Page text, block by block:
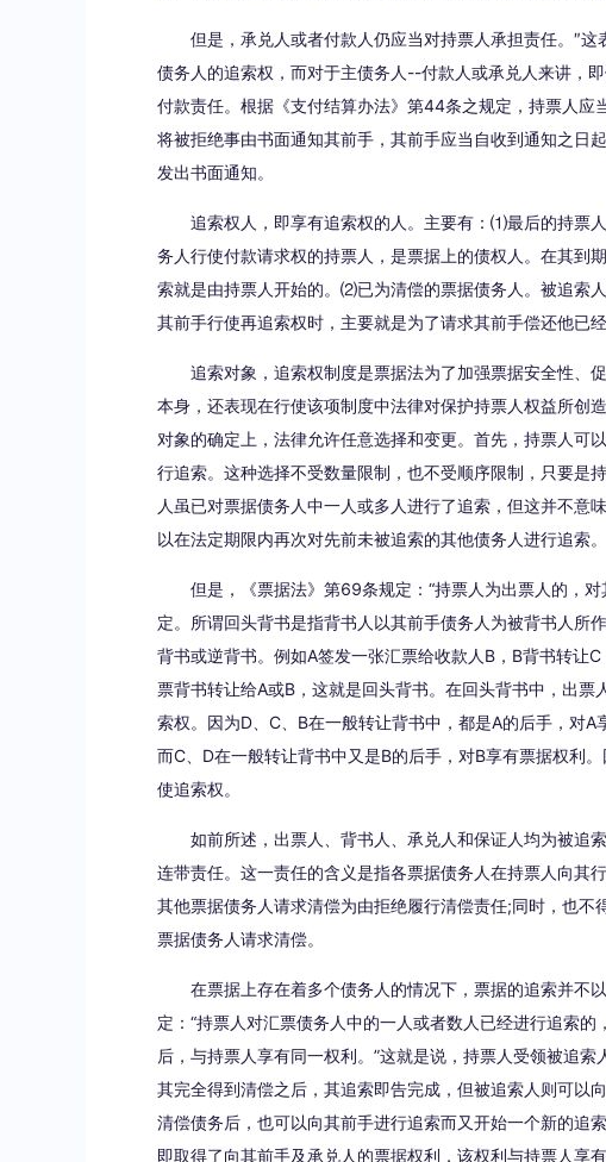
但是，承兑人或者付款人仍应当对持票人承担责任。″
债务人的追索权，而对于主债务人--付款人或承兑人来讲，
付款责任。根据《支付结算办法》第44条之规定，持票人应
将被拒绝事由书面通知其前手，其前手应当自收到通知之日
发出书面通知。
追索权人，即享有追索权的人。主要有：⑴最后的持票
务人行使付款请求权的持票人，是票据上的债权人。在其到
索就是由持票人开始的。⑵已为清偿的票据债务人。被追索
其前手行使再追索权时，主要就是为了请求其前手偿还他已经
追索对象，追索权制度是票据法为了加强票据安全性、
本身，还表现在行使该项制度中法律对保护持票人权益所创
对象的确定上，法律允许任意选择和变更。首先，持票人可
行追索。这种选择不受数量限制，也不受顺序限制，只要是
人虽已对票据债务人中一人或多人进行了追索，但这并不
以在法定期限内再次对先前未被追索的其他债务人进行追索。
但是，《票据法》第69条规定：“持票人为出票人的，
定。所谓回头背书是指背书人以其前手债务人为被背书人所
背书或逆背书。例如A签发一张汇票给收款人B，B背书转让
票背书转让给A或B，这就是回头背书。在回头背书中，出
索权。因为D、C、B在一般转让背书中，都是A的后手，对
而C、D在一般转让背书中又是B的后手，对B享有票据权利
使追索权。
如前所述，出票人、背书人、承兑人和保证人均为被追
连带责任。这一责任的含义是指各票据债务人在持票人向其
其他票据债务人请求清偿为由拒绝履行清偿责任;同时，也
票据债务人请求清偿。
在票据上存在着多个债务人的情况下，票据的追索并不
定：“持票人对汇票债务人中的一人或者数人已经进行追索
后，与持票人享有同一权利。”这就是说，持票人受领被追
其完全得到清偿之后，其追索即告完成，但被追索人则可以
清偿债务后，也可以向其前手进行追索而又开始一个新的追
即取得了向其前手及承兑人的票据权利，该权利与持票人享